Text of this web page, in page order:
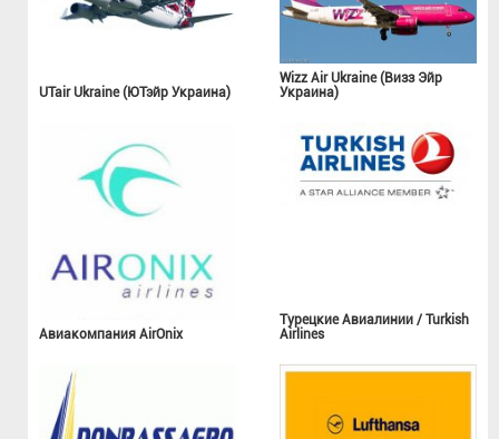
UTair Ukraine (ЮТэйр Украина)
Wizz Air Ukraine (Визз Эйр
Украина)
Авиакомпания AirOnix
Турецкие Авиалинии / Turkish
Airlines